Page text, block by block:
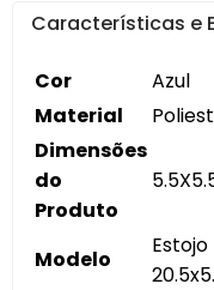
Características e
Cor
Azul
Material
Dimensões
do
Produto
Modelo